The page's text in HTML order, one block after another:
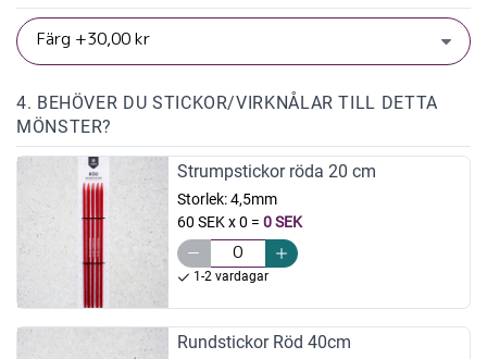
4. BEHÖVER DU STICKOR/VIRKNÅLAR TILL DETTA
MÖNSTER?
Strumpstickor röda 20 cm
Storlek:4,5mm
60 SEK x 0 = 0 SEK
1-2 vardagar
Rundstickor Röd 40cm